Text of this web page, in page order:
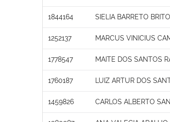
1844164 SIELIA BARRETO BRITO
1252137 MARCUS VINICIUS
1778547 MAITE DOS SANTOS
1760187 LUIZ ARTUR DOS
1459826 CARLOS ALBERTO